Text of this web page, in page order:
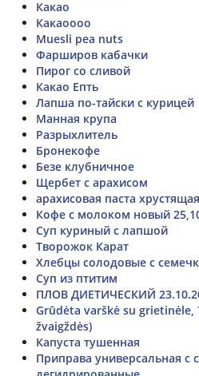
Какао
Какаоооо
Muesli pea nuts
Фарширов кабачки
Пирог со сливой
Какао Епть
Лапша по-тайски с курицей
Манная крупа
Разрыхлитель
Бронекофе
Безе клубничное
Щербет с арахисом
арахисовая паста
Кофе с молоком новый
Суп куриный с лапшой
Творожок Карат
Хлебцы солодовые с
Суп из птитим
ПЛОВ ДИЕТИЧЕСКИЙ
Grūdėta varškė su grietinėle,
žvaigždės)
Капуста тушенная
Приправа универсальная с